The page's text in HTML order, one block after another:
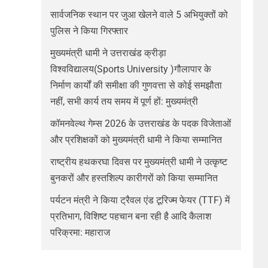
सार्वजनिक स्थान पर जुआ खेलने वाले 5 अभियुक्तों को
पुलिस ने किया गिरफ्तार
मुख्यमंत्री धामी ने उत्तराखंड क्रीड़ा
विश्वविद्यालय(Sports University )गौलापार के
निर्माण कार्यों की समीक्षा की गुणवत्ता से कोई समझौता
नहीं, सभी कार्य तय समय में पूर्ण हों: मुख्यमंत्री
कॉमनवेल्थ गेम्स 2026 के उत्तराखंड के पदक विजेताओं
और प्रशिक्षकों को मुख्यमंत्री धामी ने किया सम्मानित
राष्ट्रीय हथकरघा दिवस पर मुख्यमंत्री धामी ने उत्कृष्ट
बुनकरों और हस्तशिल्प कारीगरों को किया सम्मानित
पर्यटन मंत्री ने किया ट्रैवल एंड टूरिज्म फेयर (TTF) में
प्रतिभाग, विशिष्ट पहचान बना रही है आदि कैलाश
परिक्रमा: महाराज